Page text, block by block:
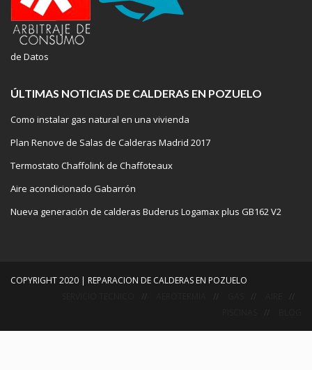
de Datos
ÚLTIMAS NOTICIAS DE CALDERAS EN POZUELO
Como instalar gas natural en una vivienda
Plan Renove de Salas de Calderas Madrid 2017
Termostato Chaffolink de Chaffoteaux
Aire acondicionado Gabarrón
Nueva generación de calderas Buderus Logamax plus GB162 V2
COPYRIGHT 2020 | REPARACION DE CALDERAS EN POZUELO